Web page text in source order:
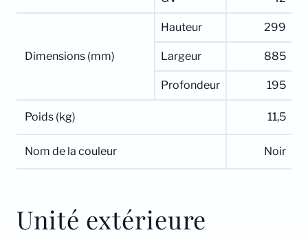
Dimensions (mm)
Hauteur 299
Largeur 885
Profondeur 195
Poids (kg) 11,5
Nom de la couleur Noir
Unité extérieure